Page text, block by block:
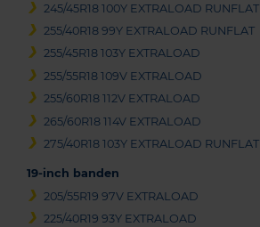
245/45R18 100Y EXTRALOAD RUNFLAT
255/40R18 99Y EXTRALOAD RUNFLAT
255/45R18 103Y EXTRALOAD
255/55R18 109V EXTRALOAD
255/60R18 112V EXTRALOAD
265/60R18 114V EXTRALOAD
275/40R18 103Y EXTRALOAD RUNFLAT
19-inch banden
205/55R19 97V EXTRALOAD
225/40R19 93Y EXTRALOAD